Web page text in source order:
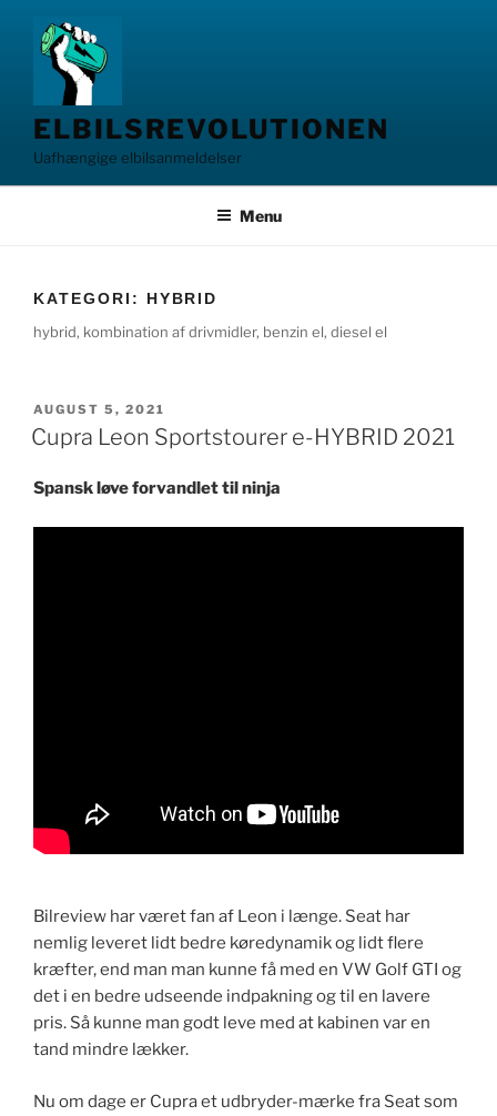
indhold
ELBILSREVOLUTIONEN
Uafhængige elbilsanmeldelser
Menu
KATEGORI: HYBRID
hybrid, kombination af drivmidler, benzin el, diesel el
UDGIVET
DEN
AUGUST 5, 2021
Cupra Leon Sportstourer e-HYBRID 2021
Spansk løve forvandlet til ninja
Bilreview har været fan af Leon i længe. Seat har
nemlig leveret lidt bedre køredynamik og lidt flere
kræfter, end man man kunne få med en VW Golf GTI og
det i en bedre udseende indpakning og til en lavere
pris. Så kunne man godt leve med at kabinen var en
tand mindre lækker.
Nu om dage er Cupra et udbryder-mærke fra Seat som